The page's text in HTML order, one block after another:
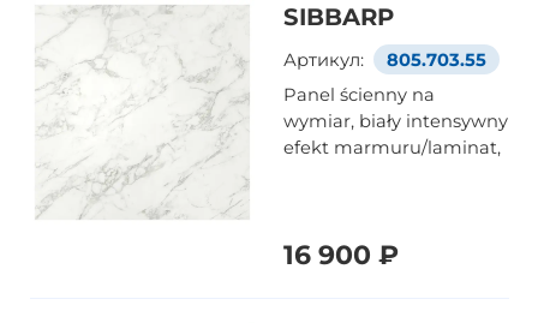
SIBBARP
Артикул:
805.703.55
Panel ścienny na
wymiar, biały intensywny
efekt marmuru/laminat,
16 900 ₽